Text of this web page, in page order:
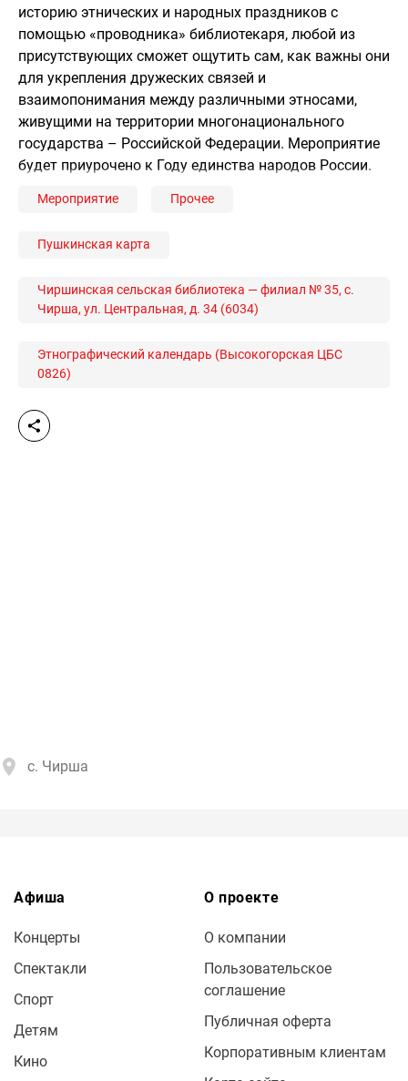
историю этнических и народных праздников с
помощью «проводника» библиотекаря, любой из
присутствующих сможет ощутить сам, как важны они
для укрепления дружеских связей и
взаимопонимания между различными этносами,
живущими на территории многонационального
государства – Российской Федерации. Мероприятие
будет приурочено к Году единства народов России.
Мероприятие Прочее
Пушкинская карта
Чиршинская сельская библиотека — филиал № 35, с.
Чирша, ул. Центральная, д. 34 (6034)
Этнографический календарь (Высокогорская ЦБС
0826)
с. Чирша
Афиша
Концерты
Спектакли
Спорт
Детям
Кино
О проекте
О компании
Пользовательское
соглашение
Публичная оферта
Корпоративным клиентам